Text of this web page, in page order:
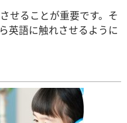
せることが重要です。そ
英語に触れさせるように